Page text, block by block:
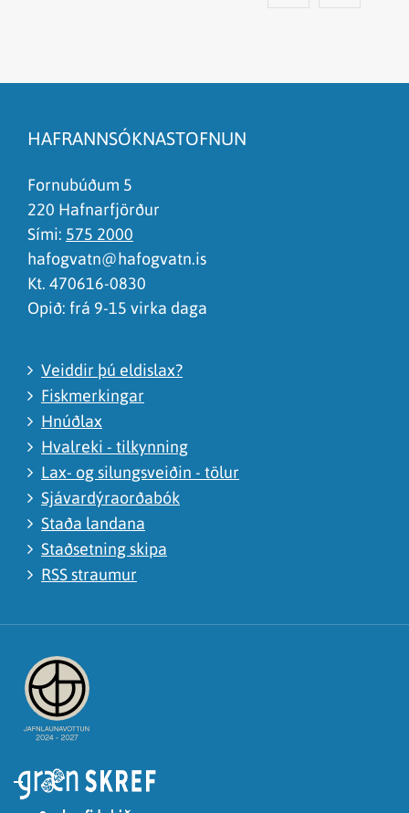
Það er of mikið efni á síðunni
Ég skil ekki efnið, finnst það of flókið
HAFRANNSÓKNASTOFNUN
Fornubúðum 5
220 Hafnarfjörður
Sími: 575 2000
hafogvatn@hafogvatn.is
Kt. 470616-0830
Opið: frá 9-15 virka daga
Veiddir þú eldislax?
Fiskmerkingar
Hnúðlax
Hvalreki - tilkynning
Lax- og silungsveiðin - tölur
Sjávardýraorðabók
Staða landana
Staðsetning skipa
RSS straumur